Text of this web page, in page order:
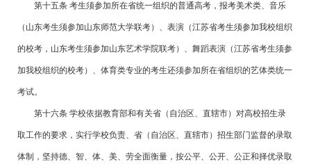
第十五条 考生须参加所在省统一组织的普通高考，报考美术类、音乐
（山东考生须参加山东师范大学联考）、表演（江苏省考生须参加我校组织
的校考，山东考生须参加山东艺术学院联考）、舞蹈表演（江苏省考生须参
加我校组织的校考）、体育类专业的考生还须参加所在省组织的艺体类统一
考试。
第十六条 学校依据教育部和有关省（自治区、直辖市）对高校招生录
取工作的要求，实行学校负责、省（自治区、直辖市）招生部门监督的录取
体制，坚持德、智、体、美、劳全面衡量，按公平、公开、公正和择优录取